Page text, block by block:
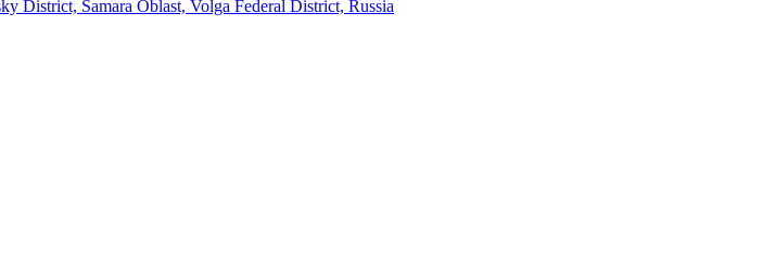
District, Samara Oblast, Volga Federal District, Russia